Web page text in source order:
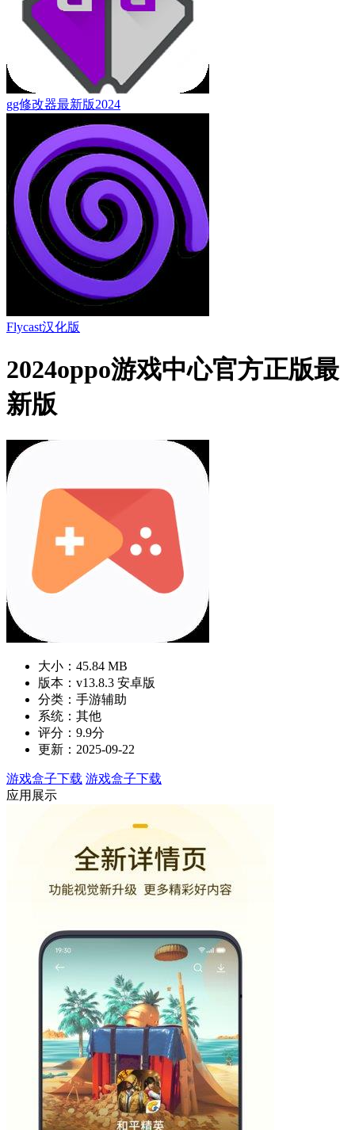
gg修改器最新版2024
Flycast汉化版
2024oppo游戏中心官方正版最
新版
大小：45.84 MB
版本：v13.8.3 安卓版
分类：手游辅助
系统：其他
评分：9.9分
更新：2025-09-22
游戏盒子下载 游戏盒子下载
应用展示